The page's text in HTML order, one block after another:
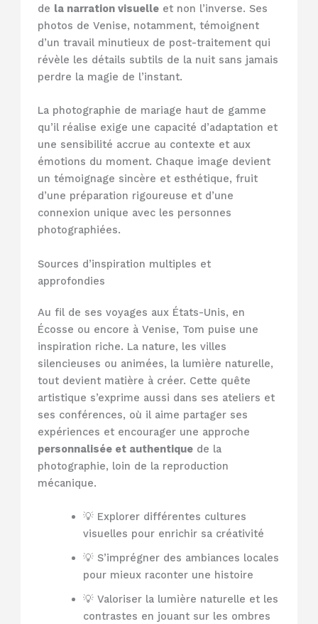
de la narration visuelle et non l’inverse. Ses
photos de Venise, notamment, témoignent
d’un travail minutieux de post-traitement qui
révèle les détails subtils de la nuit sans jamais
perdre la magie de l’instant.
La photographie de mariage haut de gamme
qu’il réalise exige une capacité d’adaptation et
une sensibilité accrue au contexte et aux
émotions du moment. Chaque image devient
un témoignage sincère et esthétique, fruit
d’une préparation rigoureuse et d’une
connexion unique avec les personnes
photographiées.
Sources d’inspiration multiples et
approfondies
Au fil de ses voyages aux États-Unis, en
Écosse ou encore à Venise, Tom puise une
inspiration riche. La nature, les villes
silencieuses ou animées, la lumière naturelle,
tout devient matière à créer. Cette quête
artistique s’exprime aussi dans ses ateliers et
ses conférences, où il aime partager ses
expériences et encourager une approche
personnalisée et authentique de la
photographie, loin de la reproduction
mécanique.
💡 Explorer différentes cultures
visuelles pour enrichir sa créativité
💡 S’imprégner des ambiances locales
pour mieux raconter une histoire
💡 Valoriser la lumière naturelle et les
contrastes en jouant sur les ombres